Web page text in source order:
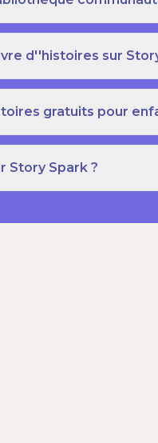
d''histoires sur
gratuits pour
Story Spark ?